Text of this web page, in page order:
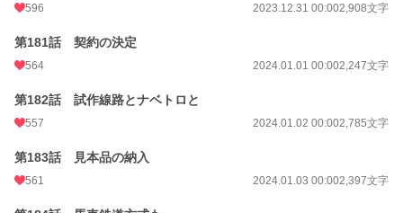
596 2023.12.31 00:002,908文字
第181話 契約の決定
564 2024.01.01 00:002,247文字
第182話 試作線路とナベトロと
557 2024.01.02 00:002,785文字
第183話 見本品の納入
561 2024.01.03 00:002,397文字